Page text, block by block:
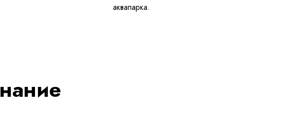
аквапарка.